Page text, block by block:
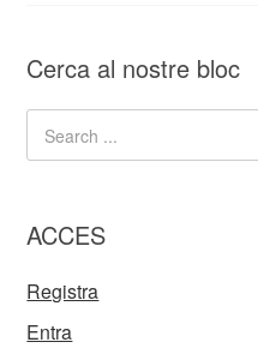
Cerca al nostre bloc
ACCES
Registra
Entra